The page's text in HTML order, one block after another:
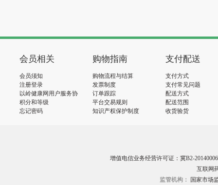
会员相关
会员须知
注册登录
以岭健康网用户服务协
议
积分和等级
忘记密码
购物指南
购物流程与结算
发票制度
订单跟踪
平台交易规则
知识产权保护制度
支付配送
支付方式
支付常见问题
配送方式
配送范围
收货验货
增值电信业务经营许可证：冀B2-20140006
互联网
监管机构：
国家市场